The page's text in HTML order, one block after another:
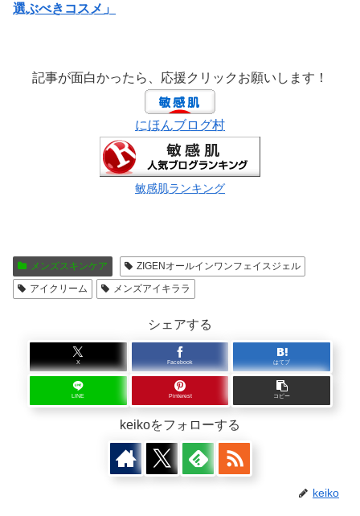
選ぶべきコスメ」
記事が面白かったら、応援クリックお願いします！
にほんブログ村
敏感肌ランキング
メンズスキンケア
ZIGENオールインワンフェイスジェル
アイクリーム
メンズアイキララ
シェアする
X Facebook はてブ
LINE Pinterest コピー
keikoをフォローする
keiko